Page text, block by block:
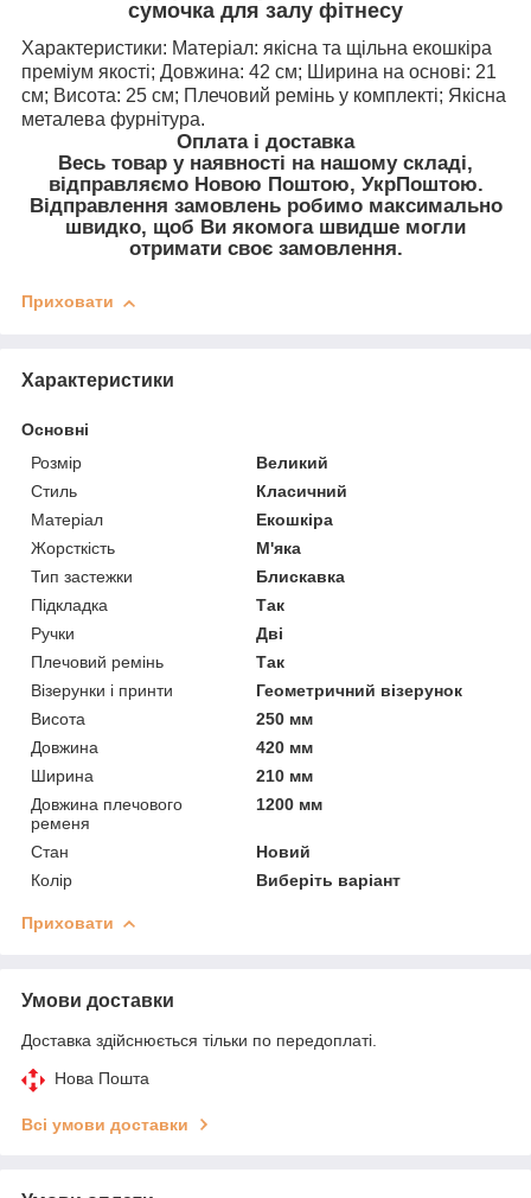
сумочка для залу фітнесу
Характеристики: Матеріал: якісна та щільна екошкіра
преміум якості; Довжина: 42 см; Ширина на основі: 21
см; Висота: 25 см; Плечовий ремінь у комплекті; Якісна
металева фурнітура.
Оплата і доставка
Весь товар у наявності на нашому складі,
відправляємо Новою Поштою, УкрПоштою.
Відправлення замовлень робимо максимально
швидко, щоб Ви якомога швидше могли
отримати своє замовлення.
Приховати
Характеристики
Основні
Розмір
Великий
Стиль
Класичний
Матеріал
Екошкіра
Жорсткість
М'яка
Тип застежки
Блискавка
Підкладка
Так
Ручки
Дві
Плечовий ремінь
Так
Візерунки і принти
Геометричний візерунок
Висота
250 мм
Довжина
420 мм
Ширина
210 мм
Довжина плечового
ременя
1200 мм
Стан
Новий
Колір
Виберіть варіант
Приховати
Умови доставки
Доставка здійснюється тільки по передоплаті.
Нова Пошта
Всі умови доставки